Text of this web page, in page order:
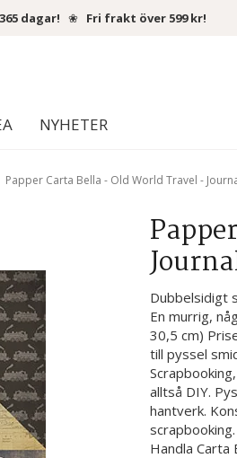
dagar! ❀ Fri frakt över 599 kr!
NYHETER
Papper Carta Bella - Old World Travel -
Dubbelsidigt
En murrig,
30,5 cm)
till pyssel
alltså DIY.
hantverk.
Handla Carta